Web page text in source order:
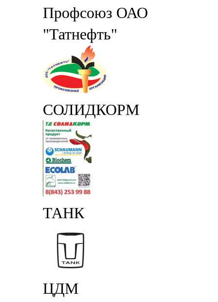
Профсоюз ОАО
"Татнефть"
СОЛИДКОРМ
ТАНК
ЦДМ